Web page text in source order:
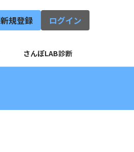
新規登録 ログイン
さんぽLAB診断